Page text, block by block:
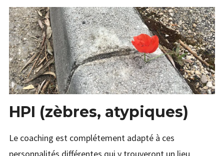
HPI (zèbres, atypiques)
Le coaching est complétement adapté à ces